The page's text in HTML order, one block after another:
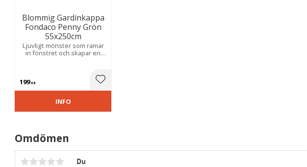
Omdömen
Du
Blommig Gardinkappa
Fondaco Penny Grön
55x250cm
Ljuvligt mönster som ramar
in fönstret och skapar en
199KR Lägg till i favoriter
INFO